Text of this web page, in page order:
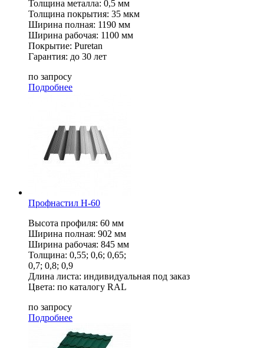
Толщина металла: 0,5 мм
Толщина покрытия: 35 мкм
Ширина полная: 1190 мм
Ширина рабочая: 1100 мм
Покрытие: Puretan
Гарантия: до 30 лет
по запросу
Подробнее
Профнастил Н-60
Высота профиля: 60 мм
Ширина полная: 902 мм
Ширина рабочая: 845 мм
Толщина: 0,55; 0,6; 0,65;
0,7; 0,8; 0,9
Длина листа: индивидуальная под заказ
Цвета: по каталогу RAL
по запросу
Подробнее